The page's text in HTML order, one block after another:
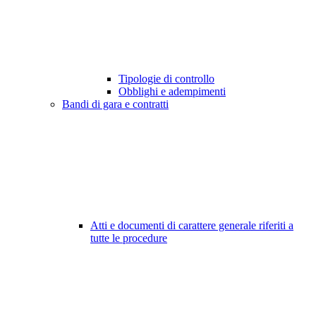
Tipologie di controllo
Obblighi e adempimenti
Bandi di gara e contratti
Atti e documenti di carattere generale riferiti a
tutte le procedure